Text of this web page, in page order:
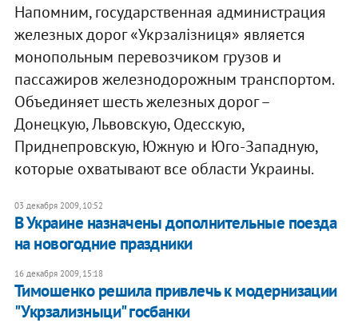
Напомним, государственная администрация
железных дорог «Укрзалізниця» является
монопольным перевозчиком грузов и
пассажиров железнодорожным транспортом.
Объединяет шесть железных дорог –
Донецкую, Львовскую, Одесскую,
Приднепровскую, Южную и Юго-Западную,
которые охватывают все области Украины.
03 декабря 2009, 10:52
В Украине назначены дополнительные поезда
на новогодние праздники
16 декабря 2009, 15:18
Тимошенко решила привлечь к модернизации
"Укрзализныци" госбанки